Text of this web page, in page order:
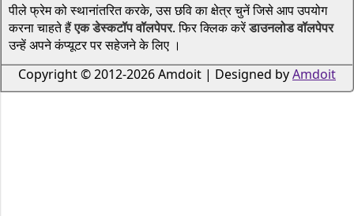
पीले फ्रेम को स्थानांतरित करके, उस छवि का क्षेत्र चुनें जिसे आप उपयोग
करना चाहते हैंएक डेस्कटॉप वॉलपेपर. फिर क्लिक करेंडाउनलोड वॉलपेपर
उन्हें अपने कंप्यूटर पर सहेजने के लिए ।
Copyright © 2012-2026 Amdoit | Designed byAmdoit